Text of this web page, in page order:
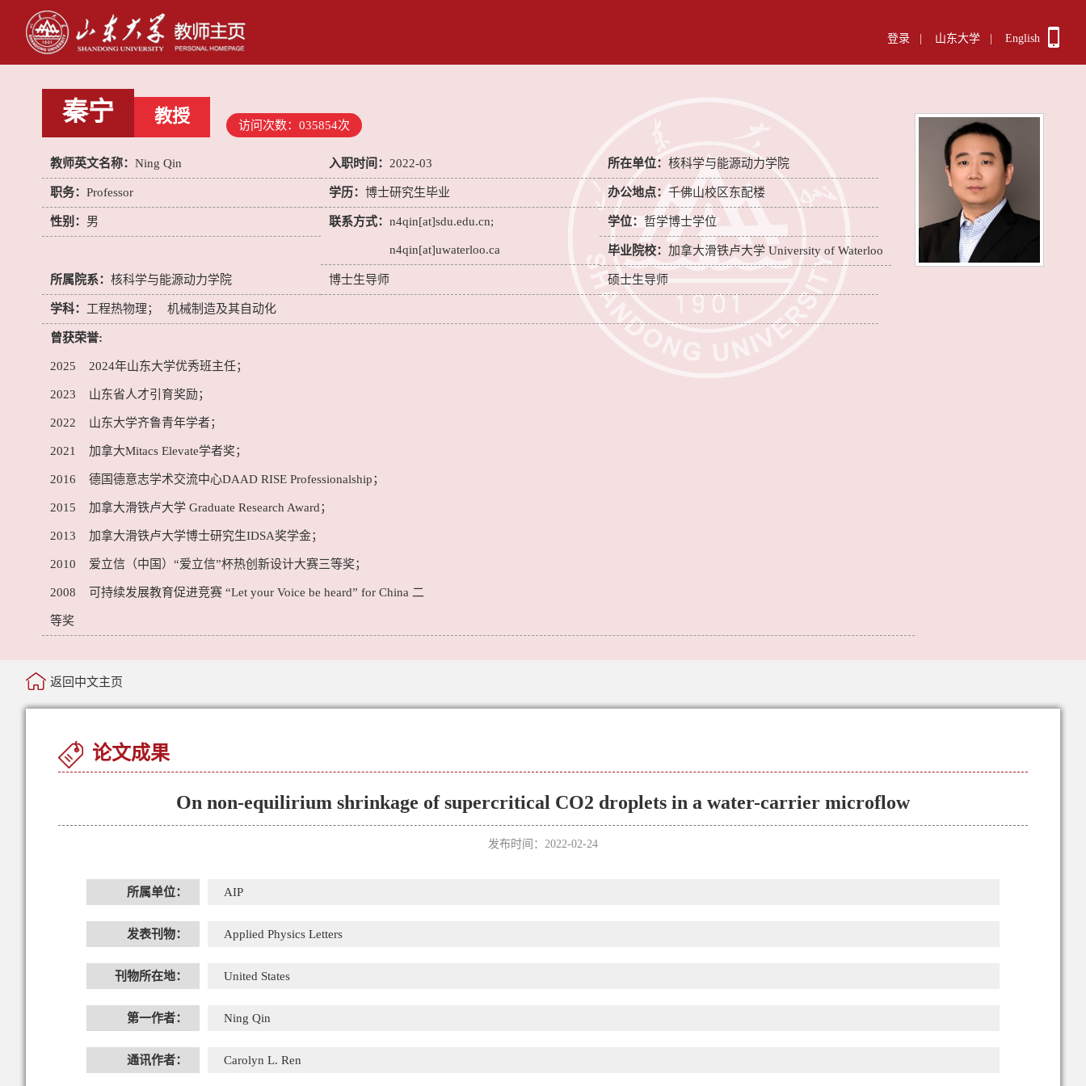
登录 山东大学 English
秦宁 教授 访问次数： 035854次
教师英文名称： Ning Qin 入职时间： 2022-03 所在单位： 核科学与能源动力学院
职务： Professor 学历： 博士研究生毕业 办公地点： 千佛山校区东配楼
性别： 男 联系方式： n4qin[at]sdu.edu.cn;
n4qin[at]uwaterloo.ca
学位： 哲学博士学位
毕业院校： 加拿大滑铁卢大学 University of Waterloo
所属院系： 核科学与能源动力学院 博士生导师 硕士生导师
学科： 工程热物理； 机械制造及其自动化
曾获荣誉:
2025 2024年山东大学优秀班主任；
2023 山东省人才引育奖励；
2022 山东大学齐鲁青年学者；
2021 加拿大Mitacs Elevate学者奖；
2016 德国德意志学术交流中心DAAD RISE Professionalship；
2015 加拿大滑铁卢大学 Graduate Research Award；
2013 加拿大滑铁卢大学博士研究生IDSA奖学金；
2010 爱立信（中国）“爱立信”杯热创新设计大赛三等奖；
2008 可持续发展教育促进竞赛 “Let your Voice be heard” for China 二
等奖
返回中文主页
论文成果
On non-equilirium shrinkage of supercritical CO2 droplets in a water-carrier microflow
发布时间：2022-02-24
所属单位： AIP
发表刊物： Applied Physics Letters
刊物所在地： United States
第一作者： Ning Qin
通讯作者： Carolyn L. Ren